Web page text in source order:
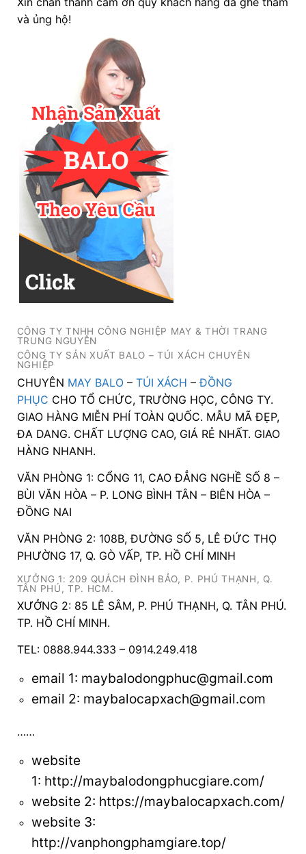
và ủng hộ!
CÔNG TY TNHH CÔNG NGHIỆP MAY & THỜI TRANG
TRUNG NGUYÊN
CÔNG TY SẢN XUẤT BALO – TÚI XÁCH CHUYÊN
NGHIỆP
CHUYÊN MAY BALO– TÚI XÁCH –ĐỒNG
PHỤC CHO TỔ CHỨC, TRƯỜNG HỌC, CÔNG TY.
GIAO HÀNG MIỄN PHÍ TOÀN QUỐC. MẪU MÃ ĐẸP,
ĐA DANG. CHẤT LƯỢNG CAO, GIÁ RẺ NHẤT. GIAO
HÀNG NHANH.
VĂN PHÒNG 1: CỔNG 11, CAO ĐẲNG NGHỀ SỐ 8 –
BÙI VĂN HÒA – P. LONG BÌNH TÂN – BIÊN HÒA –
ĐỒNG NAI
VĂN PHÒNG 2: 108B, ĐƯỜNG SỐ 5, LÊ ĐỨC THỌ
PHƯỜNG 17, Q. GÒ VẤP, TP. HỒ CHÍ MINH
XƯỞNG 1: 209 QUÁCH ĐÌNH BẢO, P. PHÚ THẠNH, Q.
TÂN PHÚ, TP. HCM.
XƯỞNG 2: 85 LÊ SÂM, P. PHÚ THẠNH, Q. TÂN PHÚ.
TP. HỒ CHÍ MINH.
TEL: 0888.944.333 – 0914.249.418
email 1: maybalodongphuc@gmail.com
email 2: maybalocapxach@gmail.com
……
website
1: http://maybalodongphucgiare.com/
website 2: https://maybalocapxach.com/
website 3:
http://vanphongphamgiare.top/